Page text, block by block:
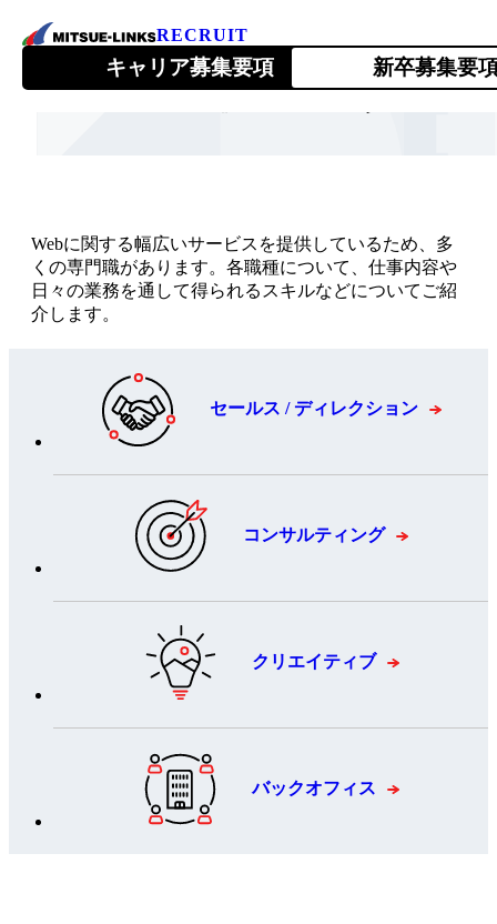
RECRUIT
キャリア募集要項 新卒募集要
About Us
ミツエーリンクスが目指すこと
トップメッセージ
仕事を知る
Work
職種紹介
Webサイト制作の流れ
実績紹介
職種紹介
Webに関する幅広いサービスを提供しているため、多
くの専門職があります。各職種について、仕事内容や
日々の業務を通して得られるスキルなどについてご紹
介します。
セールス / ディレクション
コンサルティング
クリエイティブ
バックオフィス